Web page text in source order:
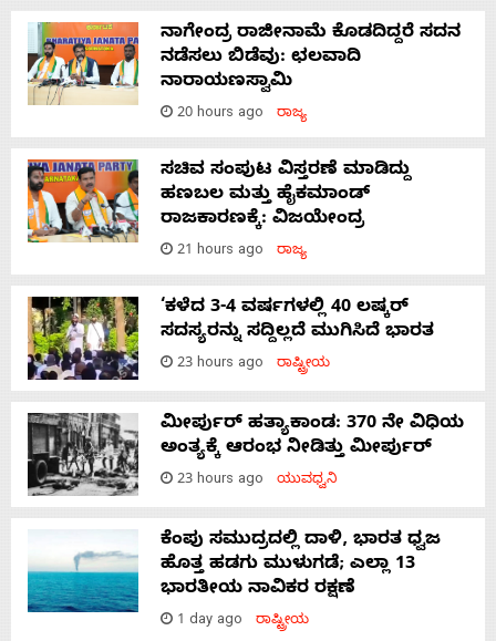
ನಾಗೇಂದ್ರ ರಾಜೀನಾಮೆ ಕೊಡದಿದ್ದರೆ ಸದನ
ನಡೆಸಲು ಬಿಡೆವು: ಛಲವಾದಿ
ನಾರಾಯಣಸ್ವಾಮಿ
20 hours ago ರಾಜ್ಯ
ಸಚಿವ ಸಂಪುಟ ವಿಸ್ತರಣೆ ಮಾಡಿದ್ದು
ಹಣಬಲ ಮತ್ತು ಹೈಕಮಾಂಡ್
ರಾಜಕಾರಣಕ್ಕೆ: ವಿಜಯೇಂದ್ರ
21 hours ago ರಾಜ್ಯ
‘ಕಳೆದ 3-4 ವರ್ಷಗಳಲ್ಲಿ 40 ಲಷ್ಕರ್
ಸದಸ್ಯರನ್ನು ಸದ್ದಿಲ್ಲದೆ ಮುಗಿಸಿದೆ ಭಾರತ
23 hours ago ರಾಷ್ಟ್ರೀಯ
ಮೀರ್ಪುರ್ ಹತ್ಯಾಕಾಂಡ: 370 ನೇ ವಿಧಿಯ
ಅಂತ್ಯಕ್ಕೆ ಆರಂಭ ನೀಡಿತ್ತು ಮೀರ್ಪುರ್
23 hours ago ಯುವಧ್ವನಿ
ಕೆಂಪು ಸಮುದ್ರದಲ್ಲಿ ದಾಳಿ, ಭಾರತ ಧ್ವಜ
ಹೊತ್ತ ಹಡಗು ಮುಳುಗಡೆ; ಎಲ್ಲಾ 13
ಭಾರತೀಯ ನಾವಿಕರ ರಕ್ಷಣೆ
1 day ago ರಾಷ್ಟ್ರೀಯ